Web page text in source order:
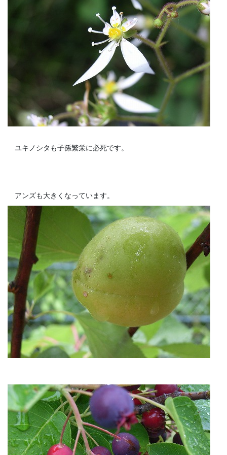
ユキノシタも子孫繁栄に必死です。
アンズも大きくなっています。